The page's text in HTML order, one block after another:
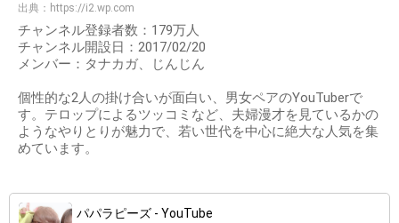
出典： https://i2.wp.com
チャンネル登録者数：179万人
チャンネル開設日：2017/02/20
メンバー：タナカガ、じんじん
個性的な2人の掛け合いが面白い、男女ペアのYouTuberで
す。テロップによるツッコミなど、夫婦漫才を見ているかの
ようなやりとりが魅力で、若い世代を中心に絶大な人気を集
めています。
パパラピーズ - YouTube